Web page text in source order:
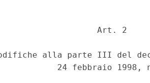
Art. 2
alla parte III del
24 febbraio 1998,